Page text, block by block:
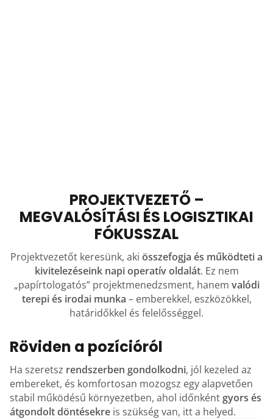
PROJEKTVEZETŐ –
MEGVALÓSÍTÁSI ÉS LOGISZTIKAI
FÓKUSSZAL
Projektvezetőt keresünk, aki összefogja és működteti a
kivitelezéseink napi operatív oldalát. Ez nem
„papírtologatós” projektmenedzsment, hanem valódi
terepi és irodai munka – emberekkel, eszközökkel,
határidőkkel és felelősséggel.
Röviden a pozícióról
Ha szeretsz rendszerben gondolkodni, jól kezeled az
embereket, és komfortosan mozogsz egy alapvetően
stabil működésű környezetben, ahol időnként gyors és
átgondolt döntésekre is szükség van, itt a helyed.